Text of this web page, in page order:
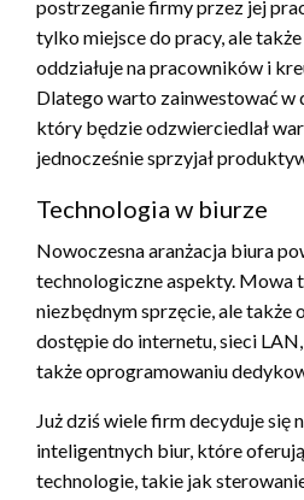
postrzeganie firmy przez jej
tylko miejsce do pracy, ale
oddziałuje na pracowników i
Dlatego warto zainwestować w
który będzie odzwierciedlał
jednocześnie sprzyjał
Technologia w biurze
Nowoczesna aranżacja biura
technologiczne aspekty. Mowa
niezbędnym sprzęcie, ale także
dostępie do internetu, sieci
także oprogramowaniu
Już dziś wiele firm decyduje się
inteligentnych biur, które
technologie, takie jak